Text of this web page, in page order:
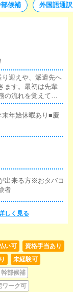
候補 外国語通
迎えや、派遣先へ
ます。最初は先輩
の流れを覚えてい
心して働けます。
とはありません。
送迎業務の空き時
末年始休暇あり■慶
出来る方※おタバコ
者
しく見る
い可
資格手当あり
未経験可
幹部候補
ワーク可